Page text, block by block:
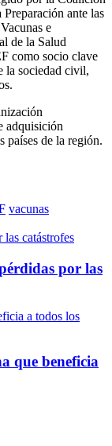
ante las
e
de la Salud
como socio clave
la sociedad civil,
adquisición
países de la región.
vacunas
catástrofes
por las
a todos los
que beneficia